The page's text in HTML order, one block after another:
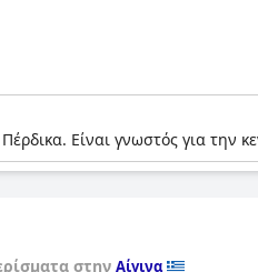
Είναι γνωστός για την
στην Αίγινα